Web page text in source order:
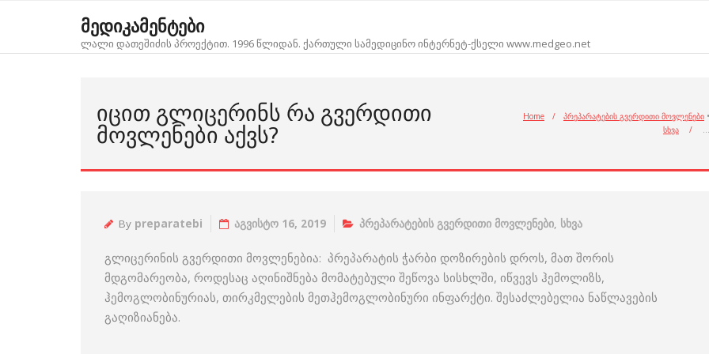
მედიკამენტები
ლალი დათეშიძის პროექტით. 1996 წლიდან. ქართული სამედიცინო ინტერნეტ-ქსელი www.medgeo.net
ᲘᲪᲘᲗ ᲒᲚᲘᲪᲔᲠᲘᲜᲡ ᲠᲐ ᲒᲕᲔᲠᲓᲘᲗᲘ
ᲛᲝᲕᲚᲔᲜᲔᲑᲘ ᲐᲥᲕᲡ?
Home / პრეპარატების გვერდითი მოვლენები •
სხვა
/ …
By preparatebi აგვისტო 16, 2019 პრეპარატების გვერდითი მოვლენები, სხვა
გლიცერინის გვერდითი მოვლენებია: პრეპარატის ჭარბი დოზირების დროს, მათ შორის
მდგომარეობა, როდესაც აღინიშნება მომატებული შეწოვა სისხლში, იწვევს ჰემოლიზს,
ჰემოგლობინურიას, თირკმელების მეთჰემოგლობინური ინფარქტი. შესაძლებელია ნაწლავების
გაღიზიანება.